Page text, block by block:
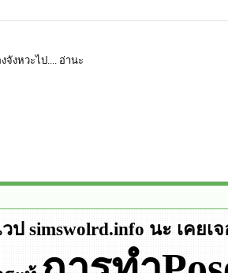
งหวะไป.... อ่านะ
ป simswolrd.info นะ เคยเ